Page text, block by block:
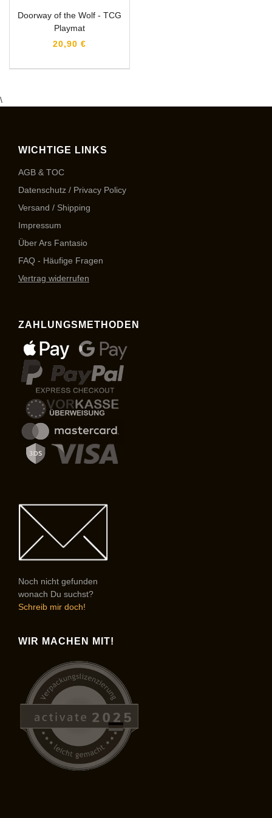
Doorway of the Wolf - TCG
Playmat
20,90 €
\
WICHTIGE LINKS
AGB & TOC
Datenschutz / Privacy Policy
Versand / Shipping
Impressum
Über Ars Fantasio
FAQ - Häufige Fragen
Vertrag widerrufen
ZAHLUNGSMETHODEN
Noch nicht gefunden
wonach Du suchst?
Schreib mir doch!
WIR MACHEN MIT!